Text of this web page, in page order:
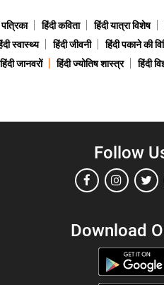
पत्रिका हिंदी कविता हिंदी यात्रा विशेष
स्वास्थ्य हिंदी जीवनी हिंदी पकाने की
हिंदी जानवरों हिंदी ज्योतिष शास्त्र हिंदी
Follow
Download